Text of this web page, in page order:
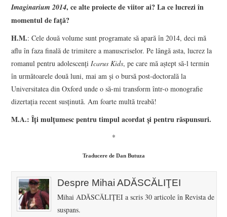
Imaginarium 2014, ce alte proiecte de viitor ai? La ce lucrezi în
momentul de faţă?
H.M.: Cele două volume sunt programate să apară în 2014, deci mă
aflu în faza finală de trimitere a manuscriselor. Pe lângă asta, lucrez la
romanul pentru adolescenţiIcarus Kids, pe care mă aştept să-l termin
în următoarele două luni, mai am şi o bursă post-doctorală la
Universitatea din Oxford unde o să-mi transform într-o monografie
dizertaţia recent susţinută. Am foarte multă treabă!
M.A.: Îţi mulţumesc pentru timpul acordat şi pentru răspunsuri.
*
Traducere de Dan Butuza
Despre Mihai ADĂSCĂLIŢEI
Mihai ADĂSCĂLIŢEI a scris 30 articole în Revista de
suspans.